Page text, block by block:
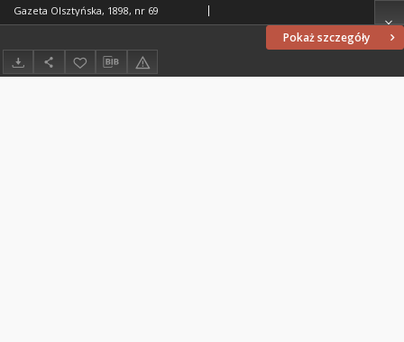
Pokaż szczegóły
Gazeta Olsztyńska, 1898, nr 69